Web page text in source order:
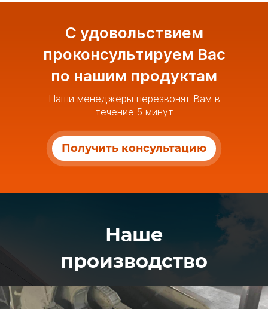
С удовольствием
проконсультируем Вас
по нашим продуктам
Наши менеджеры перезвонят Вам в
течение 5 минут
Получить консультацию
Наше
производство